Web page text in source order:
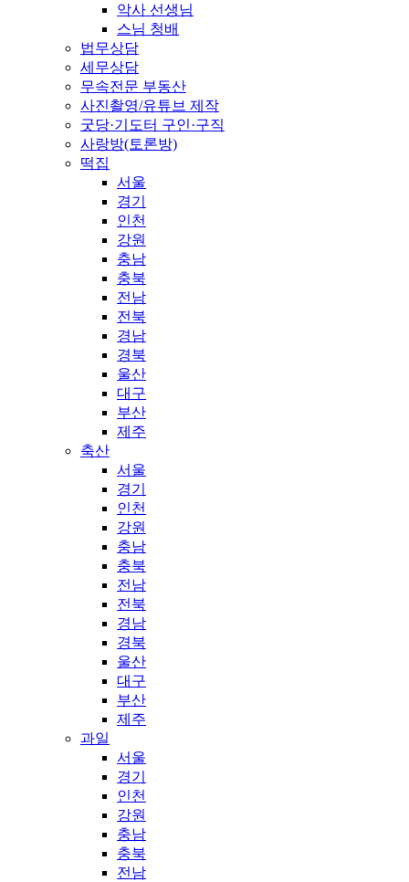
악사 선생님
스님 청배
법무상담
세무상담
무속전문 부동산
사진촬영/유튜브 제작
굿당·기도터 구인·구직
사랑방(토론방)
떡집
서울
경기
인천
강원
충남
충북
전남
전북
경남
경북
울산
대구
부산
제주
축산
서울
경기
인천
강원
충남
충북
전남
전북
경남
경북
울산
대구
부산
제주
과일
서울
경기
인천
강원
충남
충북
전남